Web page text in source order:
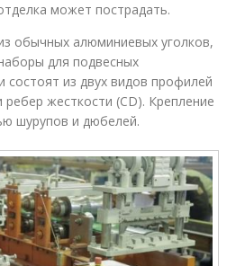
может пострадать.
обычных алюминиевых уголков,
для подвесных
состоят из двух видов профилей
жесткости (СD). Крепление
шурупов и дюбелей.